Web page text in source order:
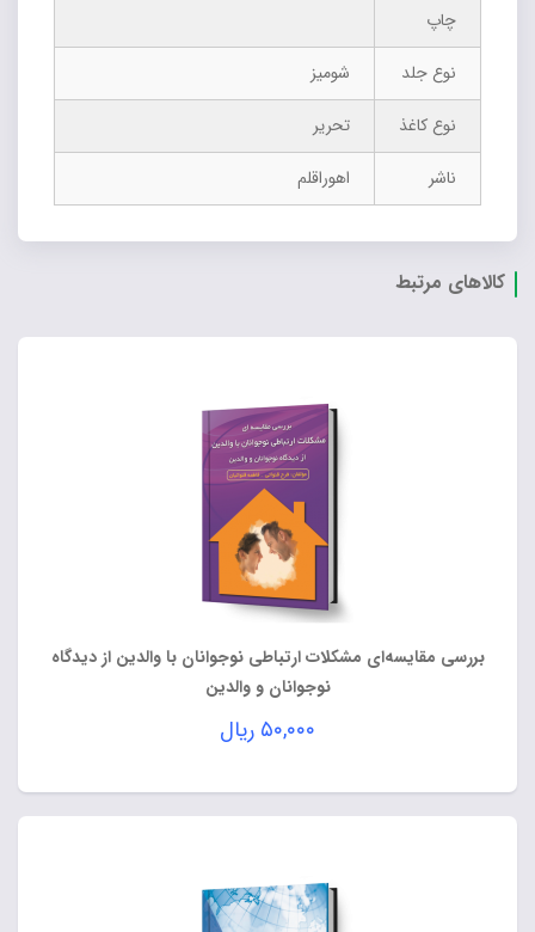
چاپ
نوع جلد
شومیز
نوع کاغذ
تحریر
ناشر
اهوراقلم
کالاهای مرتبط
بررسی مقایسه‌ای مشکلات ارتباطی نوجوانان با والدین از دیدگاه
نوجوانان و والدین
۵۰,۰۰۰ ریال